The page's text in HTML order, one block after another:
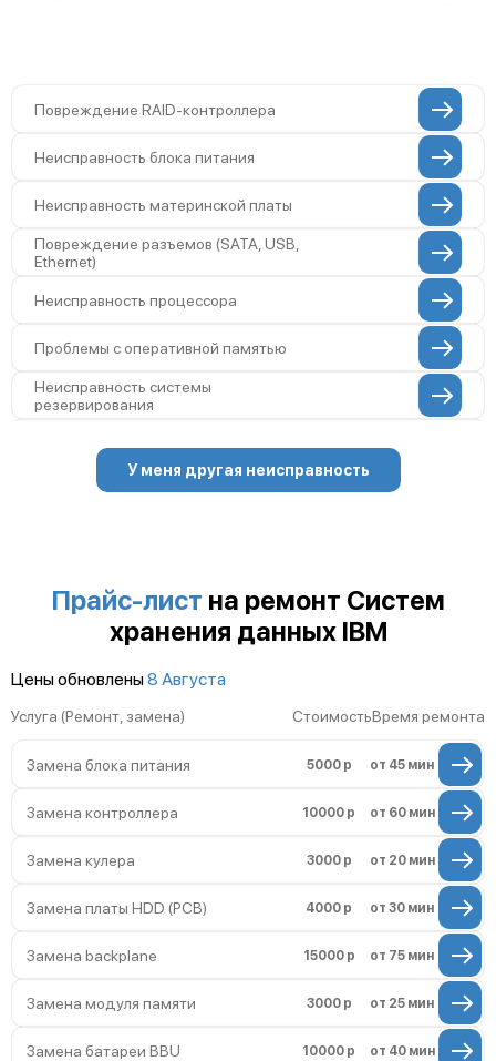
Повреждение RAID-контроллера
Неисправность блока питания
Неисправность материнской платы
Повреждение разъемов (SATA, USB,
Ethernet)
Неисправность процессора
Проблемы с оперативной памятью
Неисправность системы
резервирования
Неисправность сетевого адаптера
Неисправность системы мониторинга
Неисправность индикаторов
Повреждение печатной платы
Неисправность системы управления
Проблемы с заземлением
Неисправность системы
Повреждение кабелей подключения
Неисправность системы шифрования
У меня другая неисправность
Прайс-лист на ремонт Систем
хранения данных IBM
Цены обновлены8 Августа
Услуга (Ремонт, замена) СтоимостьВремя ремонта
Замена блока питания 5000 р от 45 мин
Замена контроллера 10000 р от 60 мин
Замена кулера 3000 р от 20 мин
Замена платы HDD (PCB) 4000 р от 30 мин
Замена backplane 15000 р от 75 мин
Замена модуля памяти 3000 р от 25 мин
Замена батареи BBU 10000 р от 40 мин